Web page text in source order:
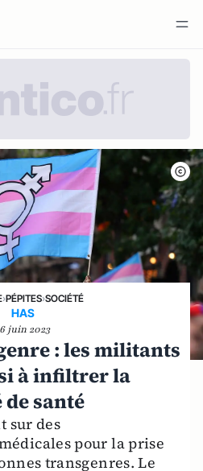
›PÉPITES›SOCIÉTÉ
HAS
juin 2023
: les militants
à infiltrer la
santé
sur des
pour la prise
transgenres. Le